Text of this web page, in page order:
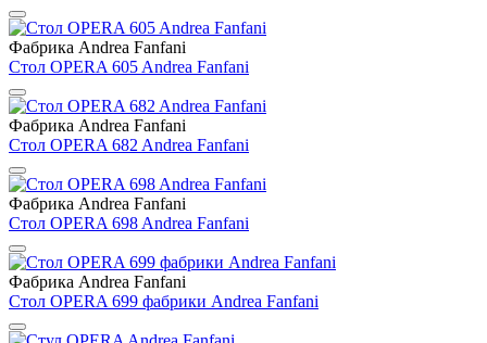
Фабрика Andrea Fanfani
Стол OPERA 605 Andrea Fanfani
Фабрика Andrea Fanfani
Стол OPERA 682 Andrea Fanfani
Фабрика Andrea Fanfani
Стол OPERA 698 Andrea Fanfani
Фабрика Andrea Fanfani
Стол OPERA 699 фабрики Andrea Fanfani